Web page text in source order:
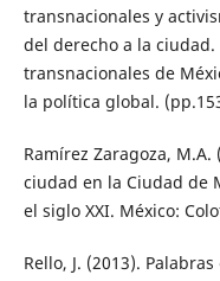
transnacionales y
del derecho a la ciudad.
transnacionales de
la política global.
Ramírez Zaragoza,
ciudad en la Ciudad de
el siglo XXI. México:
Rello, J. (2013).